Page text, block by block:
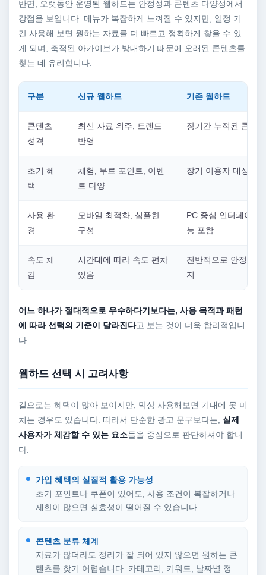
반면, 오랫동안 운영된 웹하드는 안정성과 콘텐츠 다양성에서
강점을 보입니다. 메뉴가 복잡하게 느껴질 수 있지만, 일정 기
간 사용해 보면 원하는 자료를 더 빠르고 정확하게 찾을 수 있
게 되며, 축적된 아카이브가 방대하기 때문에 오래된 콘텐츠를
찾는 데 유리합니다.
구분 신규 웹하드 기존 웹하드
콘텐츠
성격
최신 자료 위주, 트렌드
반영
장기간 누적된 콘텐
초기 혜
택
체험, 무료 포인트, 이벤
트 다양
장기 이용자 대상 혜
사용 환
경
모바일 최적화, 심플한
구성
PC 중심 인터페이스,
능 포함
속도 체
감
시간대에 따라 속도 편차
있음
전반적으로 안정적인
지
어느 하나가 절대적으로 우수하다기보다는, 사용 목적과 패턴
에 따라 선택의 기준이 달라진다고 보는 것이 더욱 합리적입니
다.
웹하드 선택 시 고려사항
겉으로는 혜택이 많아 보이지만, 막상 사용해보면 기대에 못 미
치는 경우도 있습니다. 따라서 단순한 광고 문구보다는, 실제
사용자가 체감할 수 있는 요소들을 중심으로 판단하셔야 합니
다.
가입 혜택의 실질적 활용 가능성
초기 포인트나 쿠폰이 있어도, 사용 조건이 복잡하거나
제한이 많으면 실효성이 떨어질 수 있습니다.
콘텐츠 분류 체계
자료가 많더라도 정리가 잘 되어 있지 않으면 원하는 콘
텐츠를 찾기 어렵습니다. 카테고리, 키워드, 날짜별 정